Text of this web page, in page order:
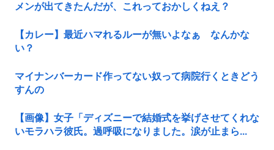
メンが出てきたんだが、これっておかしくねえ？
【カレー】最近ハマれるルーが無いよなぁ なんかな
い？
マイナンバーカード作ってない奴って病院行くときどう
すんの
【画像】女子「ディズニーで結婚式を挙げさせてくれな
いモラハラ彼氏。過呼吸になりました。涙が止まら...